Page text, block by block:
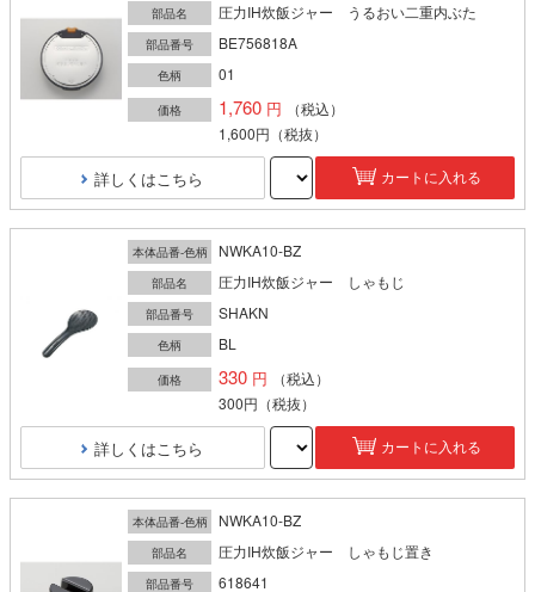
部品名 圧力IH炊飯ジャー うるおい二重内ぶた
部品番号 BE756818A
色柄 01
価格 1,760
（税込）
1,600円 （税抜）
詳しくはこちら カートに入れる
本体品番-色柄 NWKA10-BZ
部品名 圧力IH炊飯ジャー しゃもじ
部品番号 SHAKN
色柄 BL
価格 330
（税込）
300円 （税抜）
詳しくはこちら カートに入れる
本体品番-色柄 NWKA10-BZ
部品名 圧力IH炊飯ジャー しゃもじ置き
部品番号 618641